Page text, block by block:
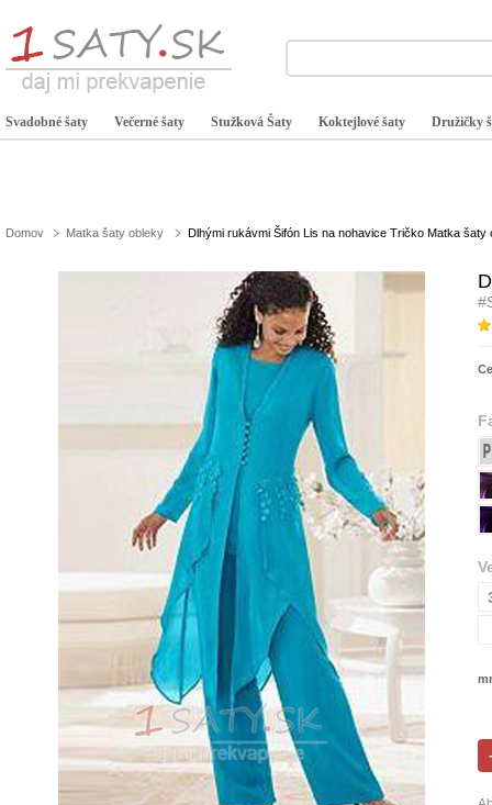
Svadobné šaty Večerné šaty Stužková Šaty Koktejlové šaty Družičky
Domov Matka šaty obleky Dlhými rukávmi Šifón Lis na nohavice Tričko Matka šaty